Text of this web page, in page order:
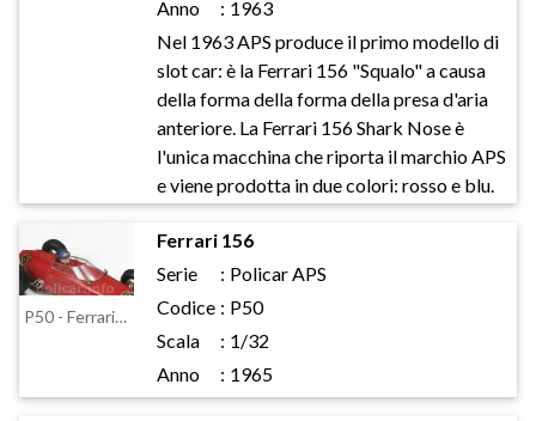
Anno
: 1963
Nel 1963 APS produce il primo modello di
slot car: è la Ferrari 156 "Squalo" a causa
della forma della forma della presa d'aria
anteriore. La Ferrari 156 Shark Nose è
l'unica macchina che riporta il marchio APS
e viene prodotta in due colori: rosso e blu.
P50 - Ferrari 156
Ferrari 156
Serie
: Policar APS
Codice : P50
Scala
: 1/32
Anno
: 1965